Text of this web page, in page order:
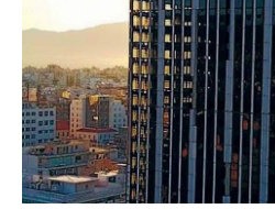
Διαιτησία
Ποδόσφαιρο Γυναικών
FIBA World Cup 2023
Ευ ζην
Βιβλίο
Μουσική
Πολιτισμός
Πρωτοσέλιδα
Έντυπη έκδοση
Στήλες
Τραγούδια
Πρόγραμμα TV
Παναχαϊκή Ηρακλής